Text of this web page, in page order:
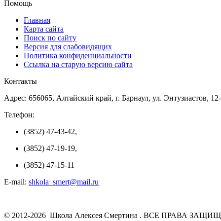
Помощь
Главная
Карта сайта
Поиск по сайту
Версия для слабовидящих
Политика конфиденциальности
Ссылка на старую версию сайта
Контакты
Адрес: 656065, Алтайский край, г. Барнаул, ул. Энтузиастов,
Телефон:
(3852) 47-43-42,
(3852) 47-19-19,
(3852) 47-15-11
E-mail: shkola_smert@mail.ru
© 2012-2026 Школа Алексея Смертина . ВСЕ ПРАВА